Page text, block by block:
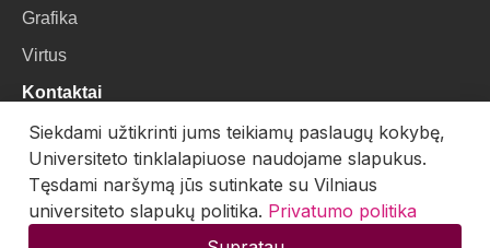
Grafika
Virtus
Kontaktai
Universiteto g. 3, LT-01122, Vilnius
El. paštas:skaitmenines.kolekcijos@mb.vu.lt
Siekdami užtikrinti jums teikiamų paslaugų kokybę,
Universiteto tinklalapiuose naudojame slapukus.
Tęsdami naršymą jūs sutinkate su Vilniaus
universiteto slapukų politika. Privatumo politika